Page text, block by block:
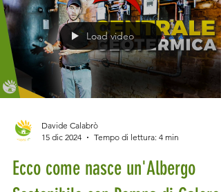
ristrutturare casa o abbia bisogno di
sostituire la caldaia, è fondamentale capire
come funzionano gli incentivi e le
fiscali per l'efficienza energetica e le
ristrutturazioni nel 2025. In questo articol
Load video
Davide Calabrò
15 dic 2024
Tempo di lettura: 4 min